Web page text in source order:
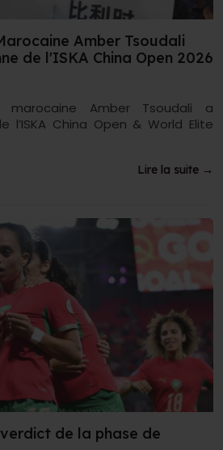
Amber Tsoudali
de l'ISKA China Open 2026
marocaine Amber Tsoudali a
China Open & World Elite
Lire la suite →
de la phase de